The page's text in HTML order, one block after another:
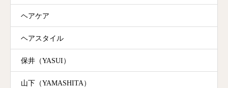
ヘアケア
ヘアスタイル
保井（YASUI）
山下（YAMASHITA）